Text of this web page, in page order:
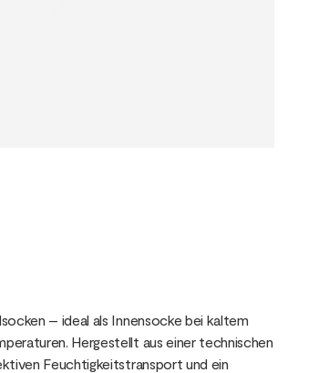
– ideal als Innensocke bei kaltem
Hergestellt aus einer technischen
Feuchtigkeitstransport und ein